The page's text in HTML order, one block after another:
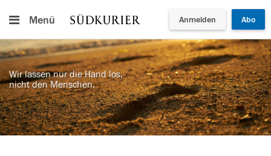
Menü Anmelden Abo
Wir lassen nur die Hand los,
nicht den Menschen.